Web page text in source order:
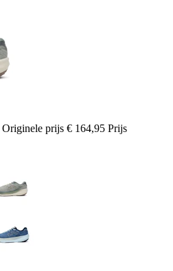
Originele prijs € 164,95 Prijs